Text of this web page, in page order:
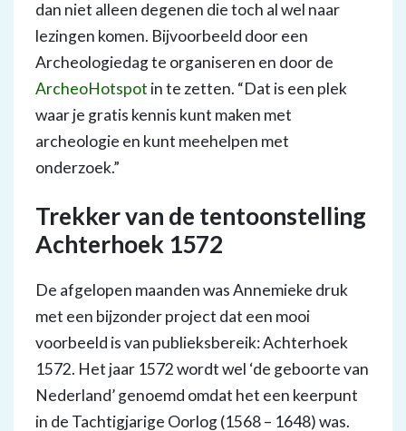
dan niet alleen degenen die toch al wel naar
lezingen komen. Bijvoorbeeld door een
Archeologiedag te organiseren en door de
ArcheoHotspot in te zetten. “Dat is een plek
waar je gratis kennis kunt maken met
archeologie en kunt meehelpen met
onderzoek.”
Trekker van de tentoonstelling
Achterhoek 1572
De afgelopen maanden was Annemieke druk
met een bijzonder project dat een mooi
voorbeeld is van publieksbereik: Achterhoek
1572. Het jaar 1572 wordt wel ‘de geboorte van
Nederland’ genoemd omdat het een keerpunt
in de Tachtigjarige Oorlog (1568 – 1648) was.